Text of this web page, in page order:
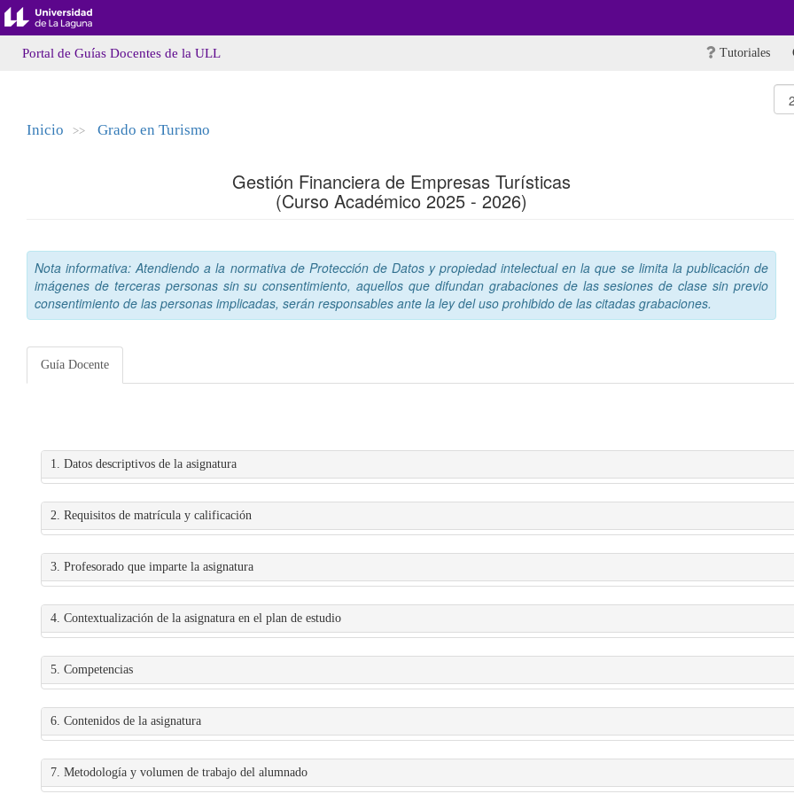
Portal de Guías Docentes de la ULL Tutoriales
Inicio >> Grado en Turismo
Gestión Financiera de Empresas Turísticas
(Curso Académico 2025 - 2026)
Nota informativa: Atendiendo a la normativa de Protección de Datos y propiedad intelectual en la que se limita la publicación de
imágenes de terceras personas sin su consentimiento, aquellos que difundan grabaciones de las sesiones de clase sin previo
consentimiento de las personas implicadas, serán responsables ante la ley del uso prohibido de las citadas grabaciones.
Guía Docente
1. Datos descriptivos de la asignatura
2. Requisitos de matrícula y calificación
3. Profesorado que imparte la asignatura
4. Contextualización de la asignatura en el plan de estudio
5. Competencias
6. Contenidos de la asignatura
7. Metodología y volumen de trabajo del alumnado